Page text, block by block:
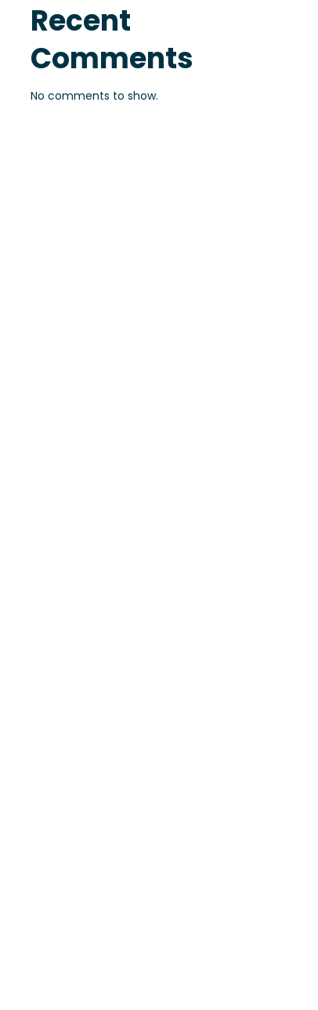
Recent
Comments
No comments to show.